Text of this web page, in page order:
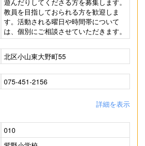
遊んだりしてくださる方を募集します。
教員を目指しておられる方を歓迎しま
す。活動される曜日や時間帯について
は、個別にご相談させていただきます。
北区小山東大野町55
075-451-2156
詳細を表示
010